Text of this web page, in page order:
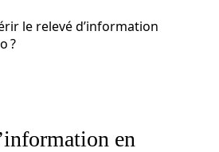
le relevé d’information
?
en